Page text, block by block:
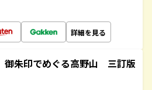
詳細を見る
朱印でめぐる高野山 三訂版